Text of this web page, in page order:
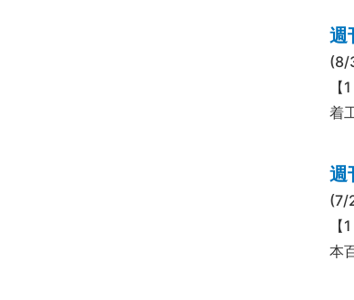
週
(8/
着
週
(7/
本